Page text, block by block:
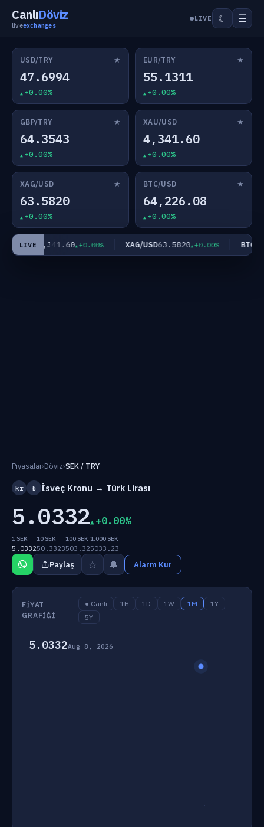
CanlıDöviz
liveexchanges
LIVE ☾ ☰
USD/TRY ★
47.6994
+0.00%
EUR/TRY ★
55.1311
+0.00%
GBP/TRY ★
64.3543
+0.00%
XAU/USD ★
4,341.60
+0.00%
XAG/USD ★
63.5820
+0.00%
BTC/USD ★
64,226.08
+0.00%
LIVE
XAU/USD4,341.60 +0.00% XAG/USD63.5820 +0.00% BTC/
Piyasalar›Döviz›SEK / TRY
kr ₺ İsveç Kronu → Türk Lirası
5.0332 +0.00%
1 SEK
5.0332
10 SEK
50.3323
100 SEK
503.32
1,000 SEK
5033.23
Paylaş ☆ 🔔 Alarm Kur
FIYAT
GRAFIĞI
● Canlı 1H 1D 1W 1M
1Y
5Y
5.0332Aug 8, 2026